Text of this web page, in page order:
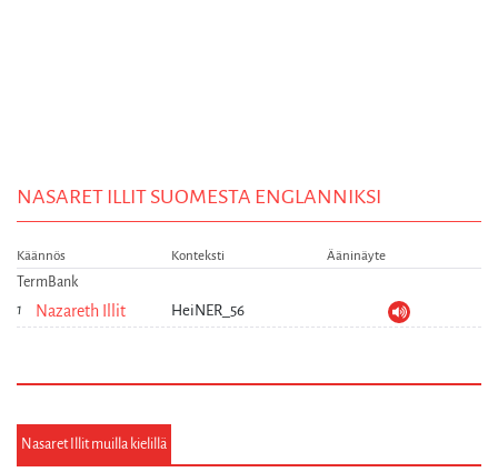
NASARET ILLIT SUOMESTA ENGLANNIKSI
Käännös Konteksti Ääninäyte
TermBank
Nazareth Illit HeiNER_56
Nasaret Illit muilla kielillä